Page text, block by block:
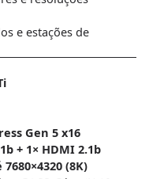
e estações de
Gen 5 x16
+ 1× HDMI 2.1b
7680×4320 (8K)